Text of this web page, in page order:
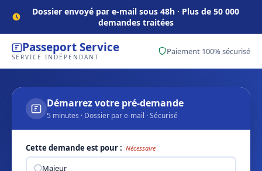
Dossier envoyé par e-mail sous 48h · Plus de 50 000
demandes traitées
Passeport Service
SERVICE INDÉPENDANT
Paiement 100% sécurisé
Démarrez votre pré-demande
5 minutes · Dossier par e-mail · Sécurisé
Cette demande est pour : Nécessaire
Majeur